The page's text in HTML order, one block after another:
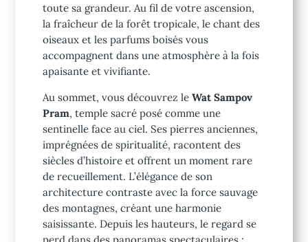
toute sa grandeur. Au fil de votre ascension,
la fraîcheur de la forêt tropicale, le chant des
oiseaux et les parfums boisés vous
accompagnent dans une atmosphère à la fois
apaisante et vivifiante.
Au sommet, vous découvrez leWat Sampov
Pram, temple sacré posé comme une
sentinelle face au ciel. Ses pierres anciennes,
imprégnées de spiritualité, racontent des
siècles d’histoire et offrent un moment rare
de recueillement. L’élégance de son
architecture contraste avec la force sauvage
des montagnes, créant une harmonie
saisissante. Depuis les hauteurs, le regard se